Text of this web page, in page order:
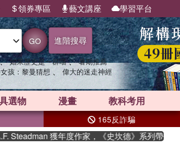
領券專區 藝文講座 學習平台
GO 進階搜尋
、 如果歷史是一群喵 、 暑期推薦
孩：黎曼猜想 、 偉大的迷走神經
選物 漫畫 教科考用
165反詐騙
Steadman 獲年度作家，《史坎德》系列帶你踏